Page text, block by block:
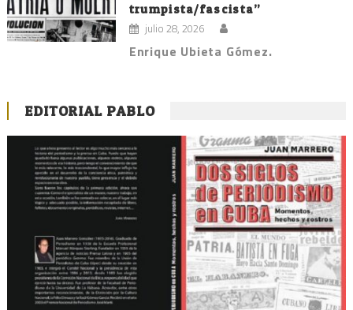
trumpista/fascista”
julio 28, 2026
Enrique Ubieta Gómez.
EDITORIAL PABLO